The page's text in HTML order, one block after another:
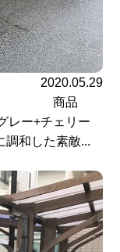
2020.05.29
す。 商品
ー+チェリー
た素敵...